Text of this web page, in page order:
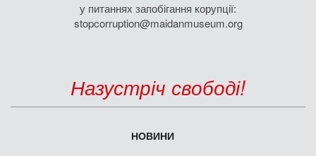
у питаннях запобігання корупції:
stopcorruption@maidanmuseum.org
Назустріч свободі!
НОВИНИ